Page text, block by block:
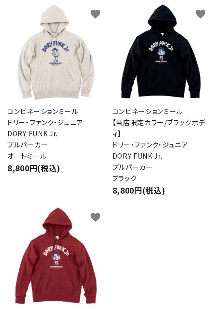
コンビネーションミール
ドリー・ファンク・ジュニア
DORY FUNK Jr.
プルパーカー
オートミール
8,800円(税込)
favorite
コンビネーションミール
【当店限定カラー/ブラックボデ
ィ】
ドリー・ファンク・ジュニア
DORY FUNK Jr.
プルパーカー
ブラック
8,800円(税込)
favorite
favorite
キーワード
カテゴリー
検索する